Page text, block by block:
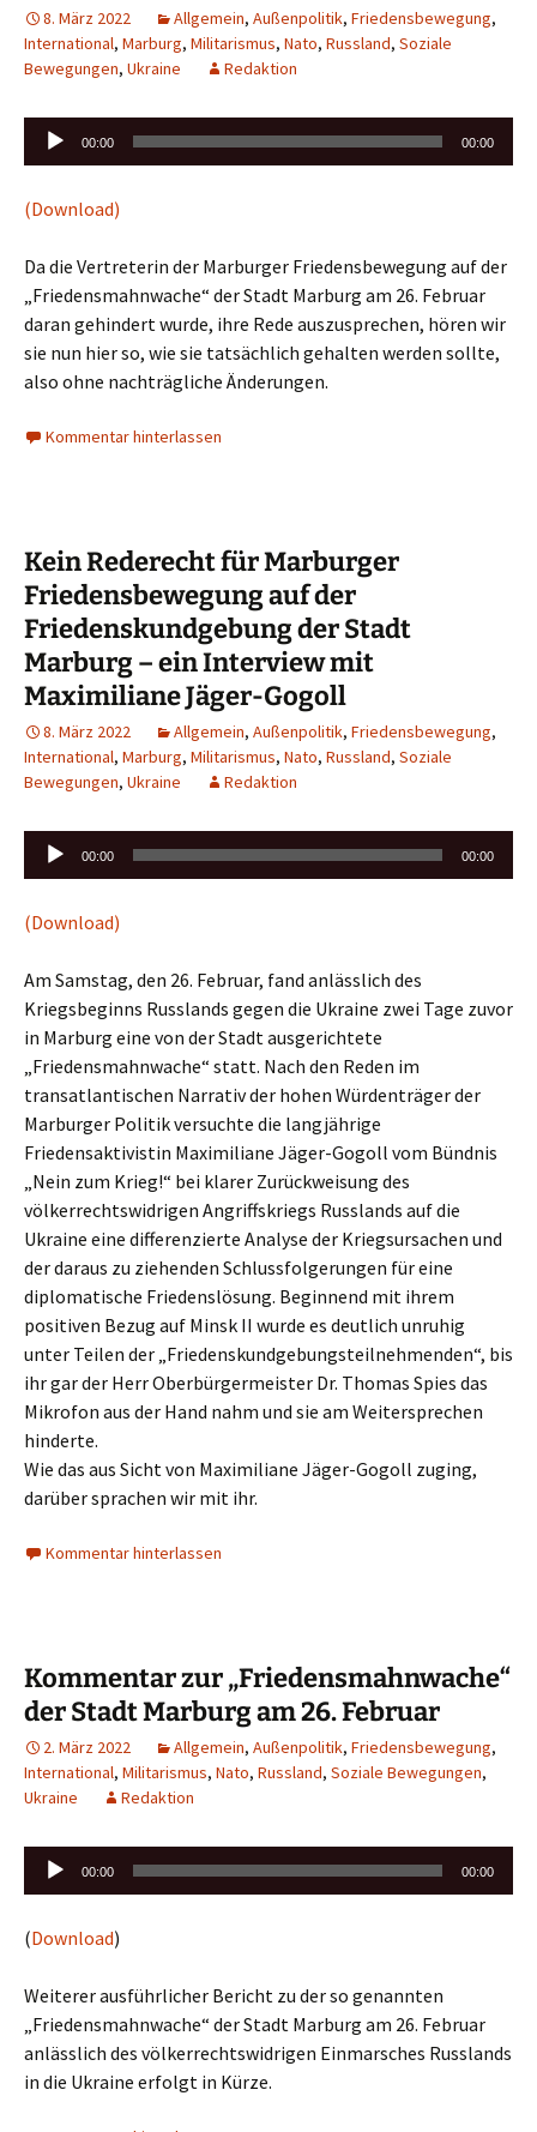
8. März 2022 Allgemein, Außenpolitik, Friedensbewegung,
International, Marburg, Militarismus, Nato, Russland, Soziale
Bewegungen, Ukraine Redaktion
Audio-
Player
00:00 00:00
(Download)
Da die Vertreterin der Marburger Friedensbewegung auf der
„Friedensmahnwache“ der Stadt Marburg am 26. Februar
daran gehindert wurde, ihre Rede auszusprechen, hören wir
sie nun hier so, wie sie tatsächlich gehalten werden sollte,
also ohne nachträgliche Änderungen.
Kommentar hinterlassen
Kein Rederecht für Marburger
Friedensbewegung auf der
Friedenskundgebung der Stadt
Marburg – ein Interview mit
Maximiliane Jäger-Gogoll
8. März 2022 Allgemein, Außenpolitik, Friedensbewegung,
International, Marburg, Militarismus, Nato, Russland, Soziale
Bewegungen, Ukraine Redaktion
Audio-
Player
00:00 00:00
(Download)
Am Samstag, den 26. Februar, fand anlässlich des
Kriegsbeginns Russlands gegen die Ukraine zwei Tage zuvor
in Marburg eine von der Stadt ausgerichtete
„Friedensmahnwache“ statt. Nach den Reden im
transatlantischen Narrativ der hohen Würdenträger der
Marburger Politik versuchte die langjährige
Friedensaktivistin Maximiliane Jäger-Gogoll vom Bündnis
„Nein zum Krieg!“ bei klarer Zurückweisung des
völkerrechtswidrigen Angriffskriegs Russlands auf die
Ukraine eine differenzierte Analyse der Kriegsursachen und
der daraus zu ziehenden Schlussfolgerungen für eine
diplomatische Friedenslösung. Beginnend mit ihrem
positiven Bezug auf Minsk II wurde es deutlich unruhig
unter Teilen der „Friedenskundgebungsteilnehmenden“, bis
ihr gar der Herr Oberbürgermeister Dr. Thomas Spies das
Mikrofon aus der Hand nahm und sie am Weitersprechen
hinderte.
Wie das aus Sicht von Maximiliane Jäger-Gogoll zuging,
darüber sprachen wir mit ihr.
Kommentar hinterlassen
Kommentar zur „Friedensmahnwache“
der Stadt Marburg am 26. Februar
2. März 2022 Allgemein, Außenpolitik, Friedensbewegung,
International, Militarismus, Nato, Russland, Soziale Bewegungen,
Ukraine
Redaktion
Audio-
Player
00:00 00:00
(Download)
Weiterer ausführlicher Bericht zu der so genannten
„Friedensmahnwache“ der Stadt Marburg am 26. Februar
anlässlich des völkerrechtswidrigen Einmarsches Russlands
in die Ukraine erfolgt in Kürze.